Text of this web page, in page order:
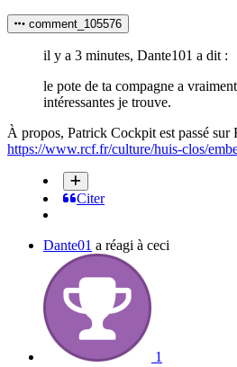
comment_105576
il y a 3 minutes, Dante101 a dit :
le pote de ta compagne a
intéressantes je trouve.
À propos, Patrick Cockpit est passé sur
https://www.rcf.fr/culture/huis-clos/
Citer
Dante01 a réagi à ceci
1